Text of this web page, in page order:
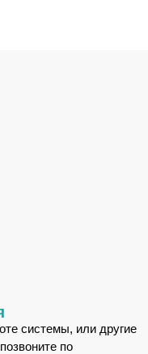
системы, или другие
по